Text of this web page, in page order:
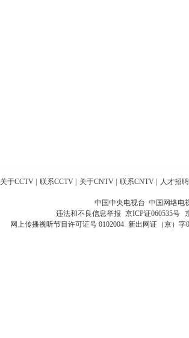
关于CCTV 联系CCTV 关于CNTV 联系CNTV 人才招聘
中国中央电视台 中国网络电
违法和不良信息举报 京ICP证060535号
网上传播视听节目许可证号 0102004 新出网证（京）